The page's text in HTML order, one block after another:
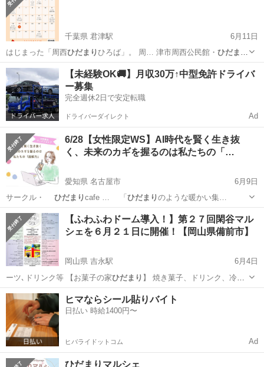
千葉県 君津駅
6月11日
はじまった「周西ひだまりひろば」。 周… 津市周西公民館・ ひだまり
ひろばプロジェク…
千葉 君津市 君津駅 地域/お祭り ひだまり
【未経験OK🚚】月収30万↑中型免許ドライバ
ー募集
完全週休2日で安定転職
ドライバーダイレクト Ad
6/28【女性限定WS】AI時代を賢く生き抜
く、未来のカギを握るのは私たちの「…
愛知県 名古屋市
6月9日
サークル・ ひだまり cafe … 「 ひだまりのような暖かい集…
愛知 名古屋市 ワークショップ サークル
【ふわふわドーム導入！】第２７回閑谷マル
シェを６月２１日に開催！【岡山県備前市】
岡山県 吉永駅
6月4日
ーツ､ドリンク等 【お菓子の家ひだまり 】 焼き菓子、ドリンク、冷や
しパイ…
岡山 備前市 吉永駅 地域/お祭り 雑貨
ヒマならシール貼りバイト
日払い 時給1400円〜
ヒバライドットコム Ad
ひだまりマルシェ